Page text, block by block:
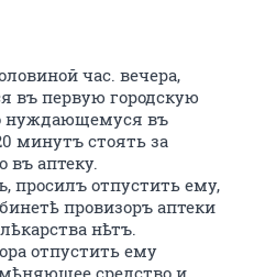
час. вечера,
въ первую городскую
нуждающемуся въ
минутъ стоять за
въ аптеку.
просилъ отпустить ему,
провизоръ аптеки
нѣтъ.
отпустить ему